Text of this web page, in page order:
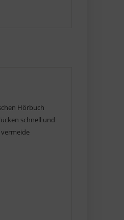
Hörbuch
schnell und